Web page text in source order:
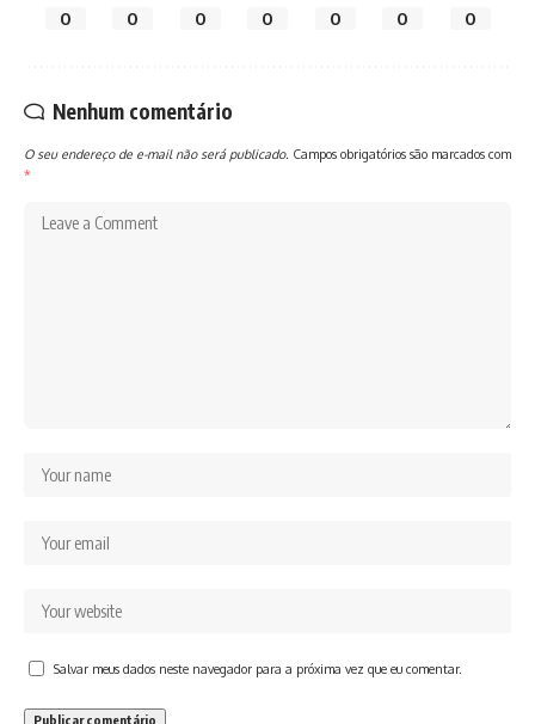
0 0 0 0 0 0 0
Nenhum comentário
O seu endereço de e-mail não será publicado. Campos obrigatórios são marcados com
*
Salvar meus dados neste navegador para a próxima vez que eu comentar.